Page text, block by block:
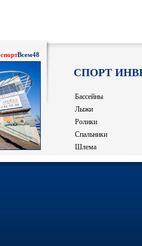
спортВсем48
СПОРТ
Бассейны
Лыжи
Ролики
Спальники
Шлема